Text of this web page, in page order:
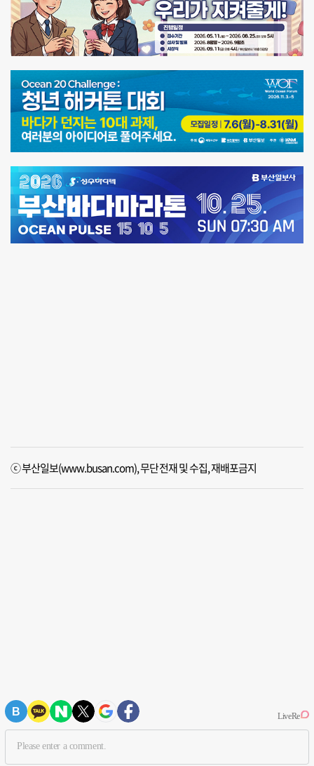
ⓒ 부산일보(www.busan.com), 무단전재 및 수집, 재배포금지